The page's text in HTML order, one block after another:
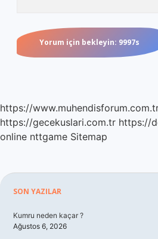
https://
https://gecekuslari.com.tr https://
online nttgame Sitemap
Sidebar
SON YAZILAR
Kumru neden kaçar ?
Ağustos 6, 2026